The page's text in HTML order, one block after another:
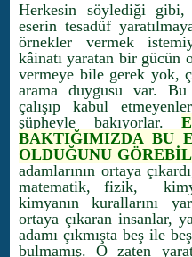
Herkesin söylediği gibi,
eserin tesadüf
örnekler vermek
kâinatı yaratan bir gücün
vermeye bile gerek yok,
arama duygusu var. Bu
çalışıp kabul
şüpheyle bakıyorlar.
BAKTIĞIMIZDA BU
OLDUĞUNU
adamlarının ortaya
matematik, fizik,
kimyanın kurallarını
ortaya çıkaran insanlar,
adamı çıkmışta beş ile
bulmamış. O zaten